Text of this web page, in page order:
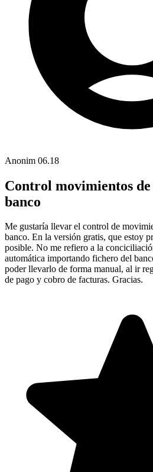
Anonim 06.18
Control movimientos de
banco
Me gustaría llevar el control de
banco. En la versión gratis, que estoy
posible. No me refiero a la
automática importando fichero del
poder llevarlo de forma manual, al ir
de pago y cobro de facturas. Gracias.